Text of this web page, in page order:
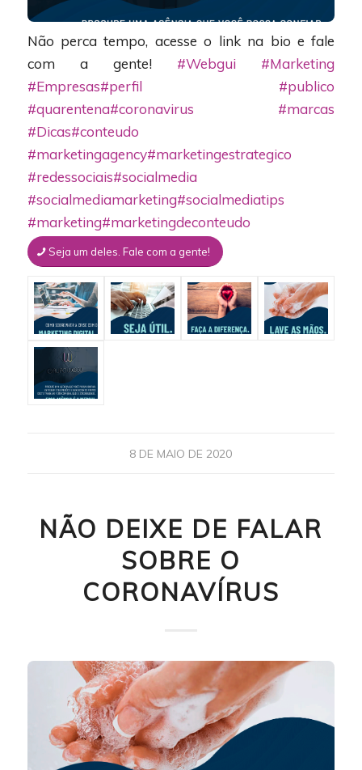
Não perca tempo, acesse o link na bio e fale
com a gente! #Webgui
#Marketing
#Empresas#perfil
#publico
#quarentena#coronavirus
#marcas
#Dicas#conteudo
#marketingagency#marketingestrategico
#redessociais#socialmedia
#socialmediamarketing#socialmediatips
#marketing#marketingdeconteudo
Seja um deles. Fale com a gente!
8 DE MAIO DE 2020
NÃO DEIXE DE FALAR
SOBRE O
CORONAVÍRUS